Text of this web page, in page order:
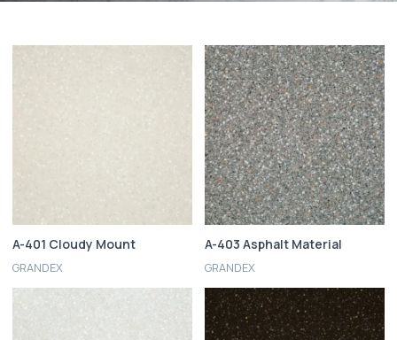
A-401 Cloudy Mount
GRANDEX
A-403 Asphalt Material
GRANDEX